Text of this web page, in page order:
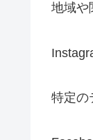
地域や
特定の